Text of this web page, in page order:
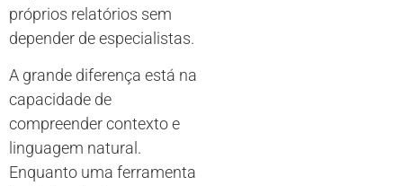
próprios relatórios sem
depender de especialistas.
A grande diferença está na
capacidade de
compreender contexto e
linguagem natural.
Enquanto uma ferramenta